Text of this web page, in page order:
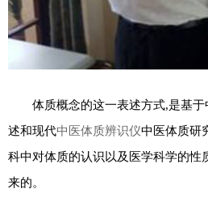
体质概念的这一表述方式,是基于
述和现代中医体质辨识仪中医体质研
科中对体质的认识以及医学科学的性
来的。